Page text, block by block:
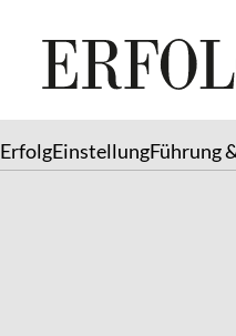
ErfolgEinstellungFührung